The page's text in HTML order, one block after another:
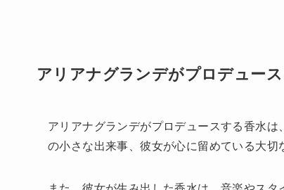
アリアナグランデがプロデュー
アリアナグランデがプロデュースする香水
の小さな出来事、彼女が心に留めている大